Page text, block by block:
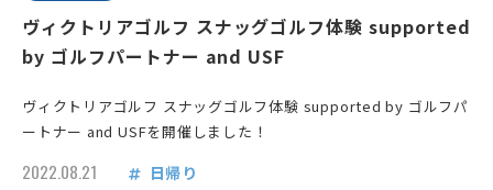
ヴィクトリアゴルフ スナッグゴルフ体験 supported
by ゴルフパートナー and USF
ヴィクトリアゴルフ スナッグゴルフ体験 supported by ゴルフパ
ートナー and USFを開催しました！
2022.08.21 日帰り